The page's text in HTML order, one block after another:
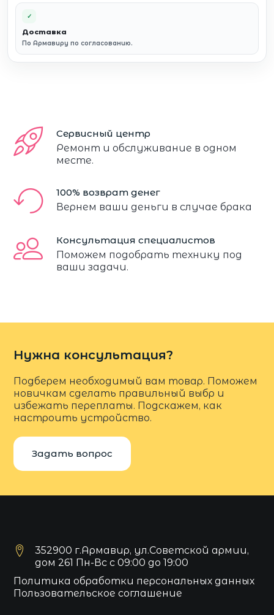
✓
Доставка
По Армавиру по согласованию.
Сервисный центр
Ремонт и обслуживание в одном
месте.
100% возврат денег
Вернем ваши деньги в случае брака
Консультация специалистов
Поможем подобрать технику под
ваши задачи.
Нужна консультация?
Подберем необходимый вам товар. Поможем
новичкам сделать правильный выбр и
избежать переплаты. Подскажем, как
настроить устройство.
Задать вопрос
352900 г.Армавир, ул.Советской армии,
дом 261 Пн-Вс с 09:00 до 19:00
Политика обработки персональных данных
Пользовательское соглашение